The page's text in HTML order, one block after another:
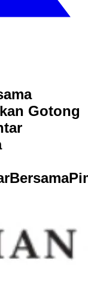
Gotong
rBersamaPi